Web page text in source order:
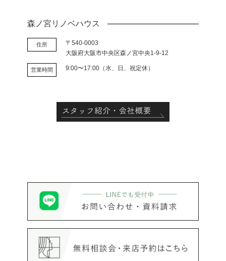
森ノ宮リノベハウス
住所
〒540-0003
大阪府大阪市中央区森ノ宮中央1-9-12
営業時間 9:00〜17:00（水、日、祝定休）